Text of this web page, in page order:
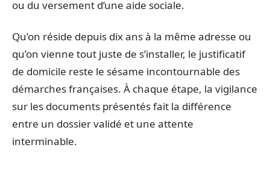
ou du versement d’une aide sociale.
Qu’on réside depuis dix ans à la même adresse ou
qu’on vienne tout juste de s’installer, le justificatif
de domicile reste le sésame incontournable des
démarches françaises. À chaque étape, la vigilance
sur les documents présentés fait la différence
entre un dossier validé et une attente
interminable.